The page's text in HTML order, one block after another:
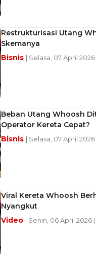
Restrukturisasi Utang
Skemanya
Bisnis | Selasa, 07 April 2026
Beban Utang Whoosh
Operator Kereta Cepat?
Bisnis | Selasa, 07 April 2026
Viral Kereta Whoosh
Nyangkut
Video | Senin, 06 April 2026